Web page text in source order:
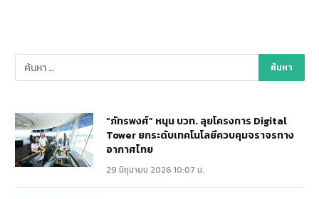
“ภัทรพงศ์” หนุน บวท. ลุยโครงการ Digital
Tower ยกระดับเทคโนโลยีควบคุมจราจรทาง
อากาศไทย
29 มิถุนายน 2026 10:07 น.